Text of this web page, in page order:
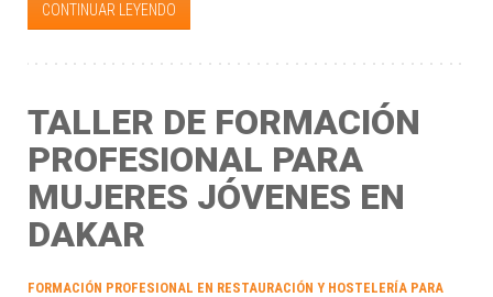
CONTINUAR LEYENDO
TALLER DE FORMACIÓN
PROFESIONAL PARA
MUJERES JÓVENES EN
DAKAR
FORMACIÓN PROFESIONAL EN RESTAURACIÓN Y HOSTELERÍA PARA